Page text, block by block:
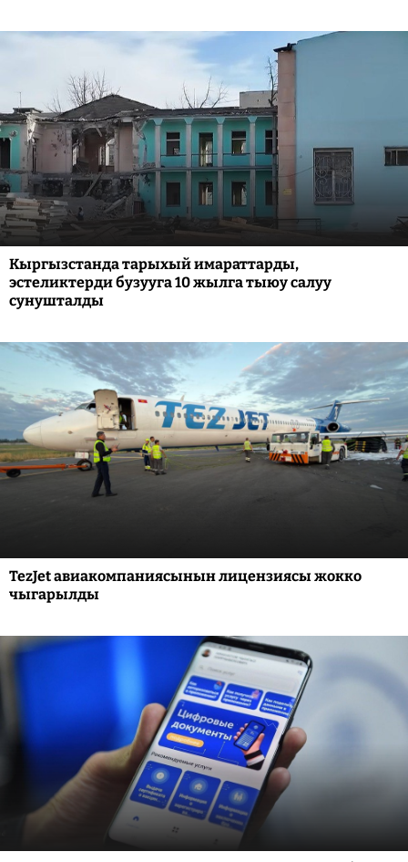
Кыргызстанда тарыхый имараттарды,
эстеликтерди бузууга 10 жылга тыюу салуу
сунушталды
TezJet авиакомпаниясынын лицензиясы жокко
чыгарылды